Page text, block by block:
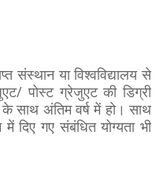
संस्थान या विश्वविद्यालय से
पोस्ट ग्रेजुएट की डिग्री
साथ अंतिम वर्ष में हो। साथ
दिए गए संबंधित योग्यता भी